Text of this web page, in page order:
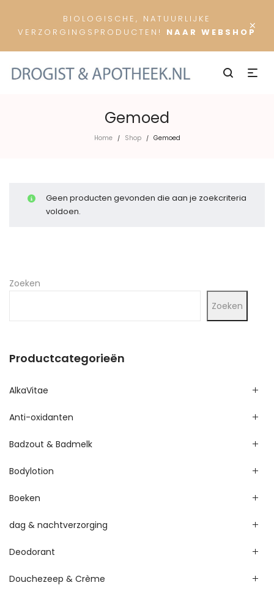
×
BIOLOGISCHE, NATUURLIJKE
VERZORGINGSPRODUCTEN! NAAR WEBSHOP
Gemoed
Home / Shop / Gemoed
Geen producten gevonden die aan je zoekcriteria
voldoen.
Zoeken
Zoeken
Productcategorieën
AlkaVitae
Anti-oxidanten
Badzout & Badmelk
Bodylotion
Boeken
dag & nachtverzorging
Deodorant
Douchezeep & Crème